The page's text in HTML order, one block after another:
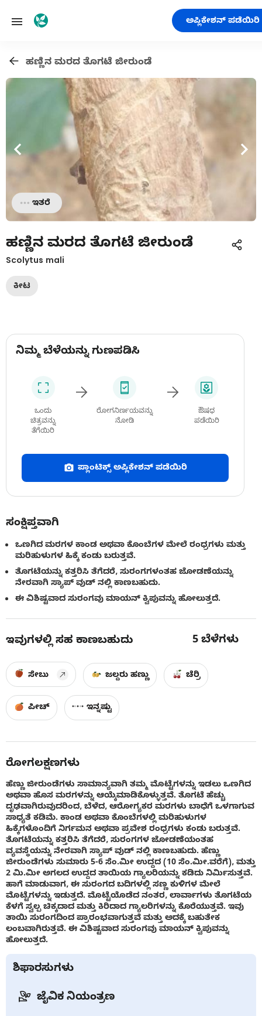
ಅಪ್ಲಿಕೇಶನ್ ಪಡೆಯಿರಿ
ಹಣ್ಣಿನ ಮರದ ತೊಗಟೆ ಜೀರುಂಡೆ
ಇತರೆ
ಹಣ್ಣಿನ ಮರದ ತೊಗಟೆ ಜೀರುಂಡೆ
Scolytus mali
ಕೀಟ
ನಿಮ್ಮ ಬೆಳೆಯನ್ನು ಗುಣಪಡಿಸಿ
ಒಂದು
ಚಿತ್ರವನ್ನು
ತೆಗೆಯಿರಿ
ರೋಗನಿರ್ಣಯವನ್ನು
ನೋಡಿ
ಔಷಧ
ಪಡೆಯಿರಿ
ಪ್ಲಾಂಟಿಕ್ಸ್ ಅಪ್ಲಿಕೇಶನ್ ಪಡೆಯಿರಿ
ಸಂಕ್ಷಿಪ್ತವಾಗಿ
ಒಣಗಿದ ಮರಗಳ ಕಾಂಡ ಅಥವಾ ಕೊಂಬೆಗಳ ಮೇಲೆ ರಂಧ್ರಗಳು ಮತ್ತು
ಮರಿಹುಳುಗಳ ಹಿಕ್ಕೆ ಕಂಡು ಬರುತ್ತವೆ.
ತೊಗಟೆಯನ್ನು ಕತ್ತರಿಸಿ ತೆಗೆದರೆ, ಸುರಂಗಗಳಂತಹ ಜೋಡಣೆಯನ್ನು
ನೇರವಾಗಿ ಸ್ಯಾಪ್ ವುಡ್ ನಲ್ಲಿ ಕಾಣಬಹುದು.
ಈ ವಿಶಿಷ್ಟವಾದ ಸುರಂಗವು ಮಾಯನ್ ಕ್ವಿಪುವನ್ನು ಹೋಲುತ್ತದೆ.
ಇವುಗಳಲ್ಲಿ ಸಹ ಕಾಣಬಹುದು 5 ಬೆಳೆಗಳು
ಸೇಬು ಜಲ್ದರು ಹಣ್ಣು ಚೆರ್ರಿ
ಪೀಚ್ ಇನ್ನಷ್ಟು
ರೋಗಲಕ್ಷಣಗಳು
ಹೆಣ್ಣು ಜೀರುಂಡೆಗಳು ಸಾಮಾನ್ಯವಾಗಿ ತಮ್ಮ ಮೊಟ್ಟೆಗಳನ್ನು ಇಡಲು ಒಣಗಿದ
ಅಥವಾ ಹೊಸ ಮರಗಳನ್ನು ಆಯ್ಕೆಮಾಡಿಕೊಳ್ಳುತ್ತವೆ. ತೊಗಟೆ ಹೆಚ್ಚು
ದೃಢವಾಗಿರುವುದರಿಂದ, ಬೆಳೆದ, ಆರೋಗ್ಯಕರ ಮರಗಳು ಬಾಧೆಗೆ ಒಳಗಾಗುವ
ಸಾಧ್ಯತೆ ಕಡಿಮೆ. ಕಾಂಡ ಅಥವಾ ಕೊಂಬೆಗಳಲ್ಲಿ ಮರಿಹುಳುಗಳ
ಹಿಕ್ಕೆಗಳೊಂದಿಗೆ ನಿರ್ಗಮನ ಅಥವಾ ಪ್ರವೇಶ ರಂಧ್ರಗಳು ಕಂಡು ಬರುತ್ತವೆ.
ತೊಗಟೆಯನ್ನು ಕತ್ತರಿಸಿ ತೆಗೆದರೆ, ಸುರಂಗಗಳ ಜೋಡಣೆಯಂತಹ
ವ್ಯವಸ್ಥೆಯನ್ನು ನೇರವಾಗಿ ಸ್ಯಾಪ್ ವುಡ್ ನಲ್ಲಿ ಕಾಣಬಹುದು. ಹೆಣ್ಣು
ಜೀರುಂಡೆಗಳು ಸುಮಾರು 5-6 ಸೆಂ.ಮೀ ಉದ್ದದ (10 ಸೆಂ.ಮೀ.ವರೆಗೆ), ಮತ್ತು
2 ಮಿ.ಮೀ ಅಗಲದ ಉದ್ದದ ತಾಯಿಯ ಗ್ಯಾಲರಿಯನ್ನು ಕಡಿದು ನಿರ್ಮಿಸುತ್ತವೆ.
ಹಾಗೆ ಮಾಡುವಾಗ, ಈ ಸುರಂಗದ ಬದಿಗಳಲ್ಲಿ ಸಣ್ಣ ಕುಳಿಗಳ ಮೇಲೆ
ಮೊಟ್ಟೆಗಳನ್ನು ಇಡುತ್ತದೆ. ಮೊಟ್ಟೆಯೊಡೆದ ನಂತರ, ಲಾರ್ವಾಗಳು ತೊಗಟೆಯ
ಕೆಳಗೆ ಸ್ವಲ್ಪ ಚಿಕ್ಕದಾದ ಮತ್ತು ಕಿರಿದಾದ ಗ್ಯಾಲರಿಗಳನ್ನು ಕೊರೆಯುತ್ತವೆ. ಇವು
ತಾಯಿ ಸುರಂಗದಿಂದ ಪ್ರಾರಂಭವಾಗುತ್ತವೆ ಮತ್ತು ಅದಕ್ಕೆ ಬಹುತೇಕ
ಲಂಬವಾಗಿರುತ್ತವೆ. ಈ ವಿಶಿಷ್ಟವಾದ ಸುರಂಗವು ಮಾಯನ್ ಕ್ವಿಪುವನ್ನು
ಹೋಲುತ್ತದೆ.
ಶಿಫಾರಸುಗಳು
ಜೈವಿಕ ನಿಯಂತ್ರಣ